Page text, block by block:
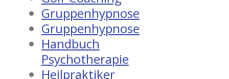
Gruppenhypnose
Gruppenhypnose
Handbuch
Psychotherapie
Heilpraktiker